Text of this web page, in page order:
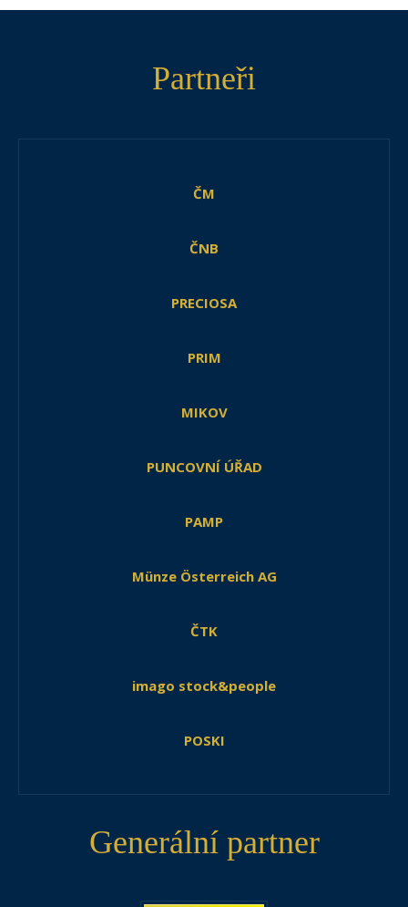
Partneři
ČM
ČNB
PRECIOSA
PRIM
MIKOV
PUNCOVNÍ ÚŘAD
PAMP
Münze Österreich AG
ČTK
imago stock&people
POSKI
Generální partner